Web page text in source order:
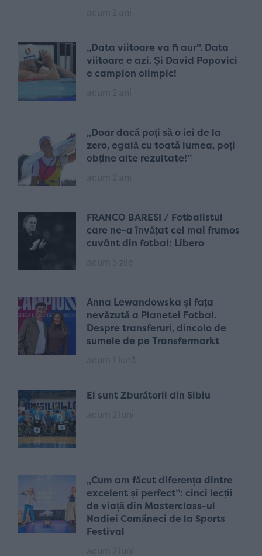
„Data viitoare va fi aur”. Data
viitoare e azi. Și David Popovici
e campion olimpic!
„Doar dacă poți să o iei de la
zero, egală cu toată lumea, poți
obține alte rezultate!”
FRANCO BARESI / Fotbalistul
care ne-a învățat cel mai frumos
cuvânt din fotbal: Libero
Anna Lewandowska și fața
nevăzută a Planetei Fotbal.
Despre transferuri, dincolo de
sumele de pe Transfermarkt
Ei sunt Zburătorii din Sibiu
„Cum am făcut diferența dintre
excelent și perfect”: cinci lecții
de viață din Masterclass-ul
Nadiei Comăneci de la Sports
Festival